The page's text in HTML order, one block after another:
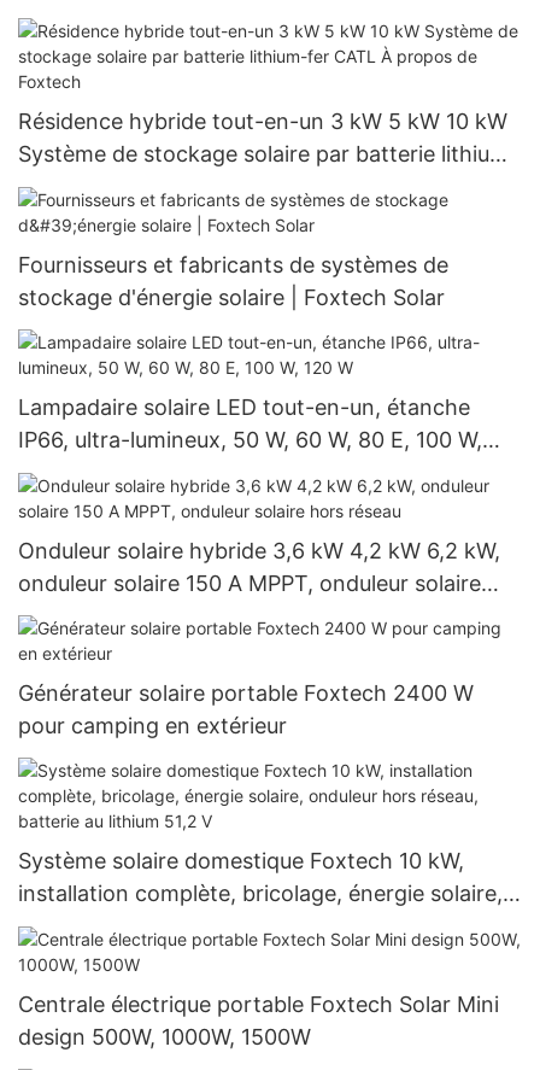
notre usine.
Résidence hybride tout-en-un 3 kW 5 kW 10 kW
Système de stockage solaire par batterie lithium-
fer CATL À propos de Foxtech
Fournisseurs et fabricants de systèmes de
stockage d'énergie solaire | Foxtech Solar
Lampadaire solaire LED tout-en-un, étanche
IP66, ultra-lumineux, 50 W, 60 W, 80 E, 100 W,
120 W
Onduleur solaire hybride 3,6 kW 4,2 kW 6,2 kW,
onduleur solaire 150 A MPPT, onduleur solaire
hors réseau
Générateur solaire portable Foxtech 2400 W
pour camping en extérieur
Système solaire domestique Foxtech 10 kW,
installation complète, bricolage, énergie solaire,
onduleur hors réseau, batterie au lithium 51,2 V
Centrale électrique portable Foxtech Solar Mini
design 500W, 1000W, 1500W